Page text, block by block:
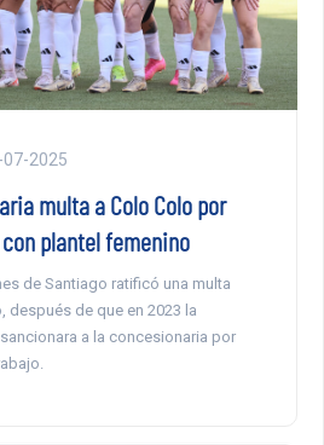
07-2025
multa a Colo Colo por
plantel femenino
de Santiago ratificó una multa
después de que en 2023 la
a la concesionaria por